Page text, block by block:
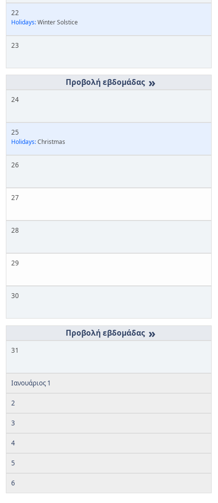
22
Holidays:Winter Solstice
23
»
24
25
Holidays:Christmas
26
27
28
29
30
»
31
Ιανουάριος 1
2
3
4
5
6